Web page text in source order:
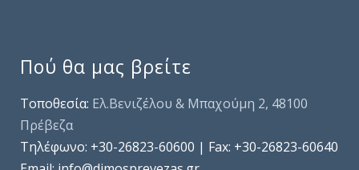
Πού θα μας βρείτε
Τοποθεσία: Ελ.Βενιζέλου & Μπαχούμη 2, 48100
Πρέβεζα
Τηλέφωνo: +30-26823-60600 | Fax: +30-26823-60640